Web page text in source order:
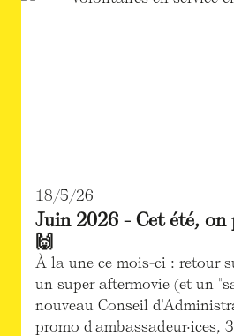
18/5/26
Juin 2026 - Cet été, on
🙌
À la une ce mois-ci : retour
un super aftermovie (et un
nouveau Conseil
promo d'ambassadeur·ices,